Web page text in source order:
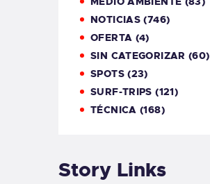
NOTICIAS (746)
OFERTA (4)
SIN CATEGORIZAR (60)
SPOTS(23)
SURF-TRIPS (121)
TÉCNICA (168)
Story Links